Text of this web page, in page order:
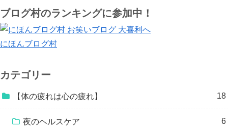
ブログ村のランキングに参加中！
にほんブログ村
カテゴリー
【体の疲れは心の疲れ】 18
夜のヘルスケア 6